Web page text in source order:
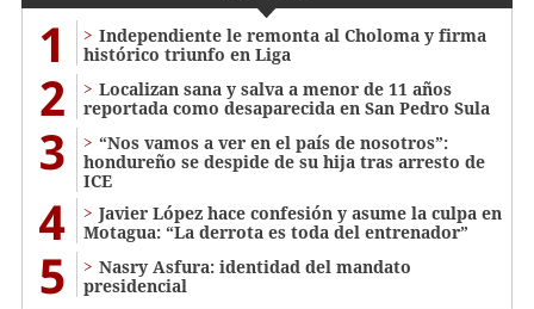
1
Independiente le remonta al Choloma y firma
histórico triunfo en Liga
2
Localizan sana y salva a menor de 11 años
reportada como desaparecida en San Pedro Sula
3
“Nos vamos a ver en el país de nosotros”:
hondureño se despide de su hija tras arresto de
ICE
4
Javier López hace confesión y asume la culpa en
Motagua: “La derrota es toda del entrenador”
5
Nasry Asfura: identidad del mandato
presidencial